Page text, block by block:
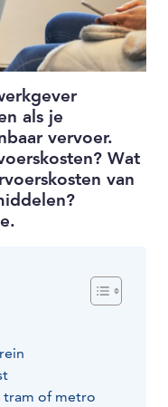
als je
vervoer.
Wat
van
tram of metro